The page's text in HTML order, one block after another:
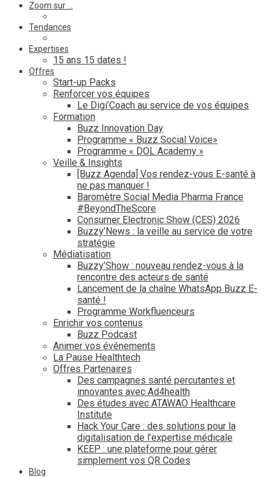
Zoom sur …
Tendances
Expertises
15 ans 15 dates !
Offres
Start-up Packs
Renforcer vos équipes
Le Digi’Coach au service de vos équipes
Formation
Buzz Innovation Day
Programme « Buzz Social Voice»
Programme « DOL Academy »
Veille & Insights
[Buzz Agenda] Vos rendez-vous E-santé à
ne pas manquer !
Baromètre Social Media Pharma France
#BeyondTheScore
Consumer Electronic Show (CES) 2026
Buzzy’News : la veille au service de votre
stratégie
Médiatisation
Buzzy’Show : nouveau rendez-vous à la
rencontre des acteurs de santé
Lancement de la chaîne WhatsApp Buzz E-
santé !
Programme Workfluenceurs
Enrichir vos contenus
Buzz Podcast
Animer vos événements
La Pause Healthtech
Offres Partenaires
Des campagnes santé percutantes et
innovantes avec Ad4health
Des études avec ATAWAO Healthcare
Institute
Hack Your Care : des solutions pour la
digitalisation de l’expertise médicale
KEEP : une plateforme pour gérer
simplement vos QR Codes
Blog